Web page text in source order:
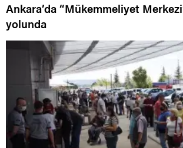
Ankara’da “Mükemmeliyet
yolunda